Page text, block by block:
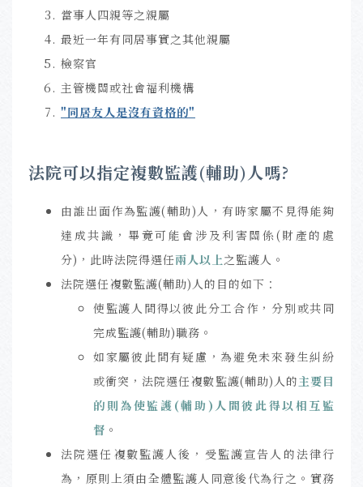
當事人四親等之親屬
最近一年有同居事實之其他親屬
檢察官
主管機關或社會福利機構
"同居友人是沒有資格的"
法院可以指定複數監護(輔助)人嗎?
由誰出面作為監護(輔助)人，有時家屬不見得能夠
達成共識，畢竟可能會涉及利害關係(財產的處
分)，此時法院得選任兩人以上之監護人。
法院選任複數監護(輔助)人的目的如下：
使監護人間得以彼此分工合作，分別或共同
完成監護(輔助)職務。
如家屬彼此間有疑慮，為避免未來發生糾紛
或衝突，法院選任複數監護(輔助)人的主要目
的則為使監護(輔助)人間彼此得以相互監
督 。
法院選任複數監護人後，受監護宣告人的法律行
為，原則上須由全體監護人同意後代為行之。實務